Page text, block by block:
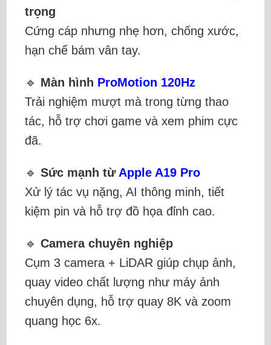
trọng
Cứng cáp nhưng nhẹ hơn, chống xước,
hạn chế bám vân tay.
🔹 Màn hình ProMotion 120Hz
Trải nghiệm mượt mà trong từng thao
tác, hỗ trợ chơi game và xem phim cực
đã.
🔹 Sức mạnh từ Apple A19 Pro
Xử lý tác vụ nặng, AI thông minh, tiết
kiệm pin và hỗ trợ đồ họa đỉnh cao.
🔹 Camera chuyên nghiệp
Cụm 3 camera + LiDAR giúp chụp ảnh,
quay video chất lượng như máy ảnh
chuyên dụng, hỗ trợ quay 8K và zoom
quang học 6x.